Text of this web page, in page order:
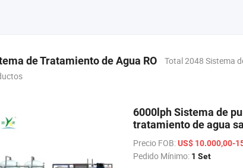
de Tratamiento de Agua RO
Total 2048 Sistema
6000lph Sistema de
tratamiento de agua
Precio FOB:US$ 10.000,00-
Pedido Mínimo: 1 Set